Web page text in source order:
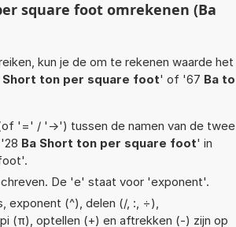
square foot omrekenen (Ba
kun je de om te rekenen waarde het
Short ton per square foot' of '67 Ba to
'=' / '->') tussen de namen van de twee
Ba Short ton per square foot' in
De 'e' staat voor 'exponent'.
exponent (^), delen (/, :, ÷),
(π), optellen (+) en aftrekken (-) zijn op